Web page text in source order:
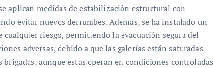
aplican medidas de estabilización estructural con
evitar nuevos derrumbes. Además, se ha instalado un
riesgo, permitiendo la evacuación segura del
adversas, debido a que las galerías están saturadas
aunque estas operan en condiciones controladas